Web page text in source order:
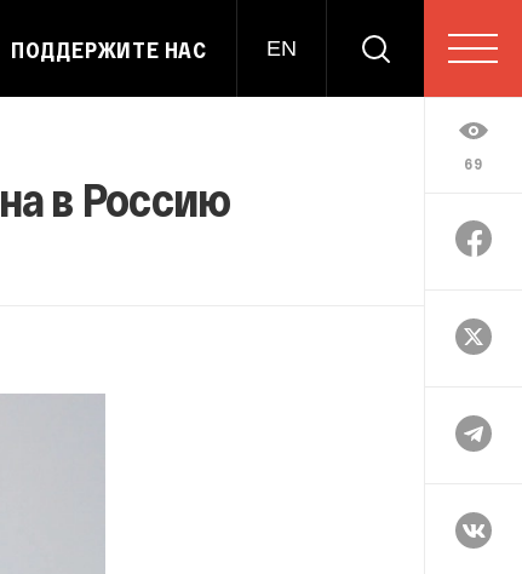
ПОДДЕРЖИТЕ НАС EN
69
в Россию